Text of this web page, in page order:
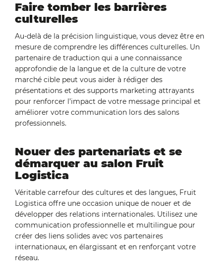
Faire tomber les barrières
culturelles
Au-delà de la précision linguistique, vous devez être en
mesure de comprendre les différences culturelles. Un
partenaire de traduction qui a une connaissance
approfondie de la langue et de la culture de votre
marché cible peut vous aider à rédiger des
présentations et des supports marketing attrayants
pour renforcer l’impact de votre message principal et
améliorer votre communication lors des salons
professionnels.
Nouer des partenariats et se
démarquer au salon Fruit
Logistica
Véritable carrefour des cultures et des langues, Fruit
Logistica offre une occasion unique de nouer et de
développer des relations internationales. Utilisez une
communication professionnelle et multilingue pour
créer des liens solides avec vos partenaires
internationaux, en élargissant et en renforçant votre
réseau.